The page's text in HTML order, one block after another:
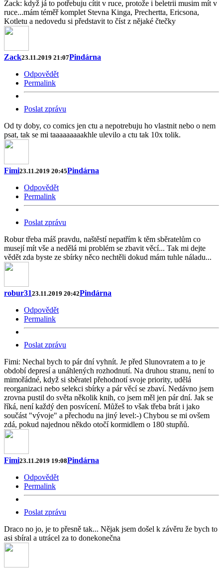
Zack: když já to potřebuju cítit v ruce, protože i beletrii musim mít v
ruce...mám téměř komplet Stevna Kinga, Prechertta, Ericsona,
Kotletu a nedovedu si představit to číst z nějaké čtečky
Zack23.11.2019 21:07Pindárna
Odpovědět
Permalink
Poslat zprávu
Od ty doby, co comics jen ctu a nepotrebuju ho vlastnit nebo o nem
psat, tak se mi taaaaaaaaakhle ulevilo a ctu tak 10x tolik.
Fimi23.11.2019 20:45Pindárna
Odpovědět
Permalink
Poslat zprávu
Robur třeba máš pravdu, naštěstí nepatřím k těm sběratelům co
musejí mít vše a nedělá mi problém se zbavit věcí... Tak mi dejte
vědět zda byste ze sbírky něco nechtěli dokud mám tuhle náladu...
robur3123.11.2019 20:42Pindárna
Odpovědět
Permalink
Poslat zprávu
Fimi: Nechal bych to pár dní vyhnít. Je před Slunovratem a to je
období depresí a unáhlených rozhodnutí. Na druhou stranu, není to
mimořádné, když si sběratel přehodnotí svoje priority, udělá
reorganizaci nebo selekci sbírky a pár věcí se zbaví. Nedávno jsem
zrovna pustil do světa několik knih, co jsem měl jen pár dní. Jak se
říká, není každý den posvícení. Můžeš to však třeba brát i jako
součást "vývoje" a přechodu na jiný level:-) Chybou se mi ovšem
zdá, pokud najednou někdo otočí kormidlem o 180 stupňů.
Fimi23.11.2019 19:08Pindárna
Odpovědět
Permalink
Poslat zprávu
Draco no jo, je to přesně tak... Nějak jsem došel k závěru že bych to
asi sbíral a utrácel za to donekonečna